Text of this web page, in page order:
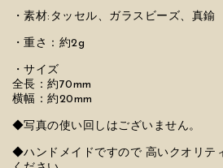
・素材:タッセル、ガラスビーズ、真鍮
・重さ：約2g
・サイズ
全長：約70mm
横幅：約20mm
◆写真の使い回しはございません。
◆ハンドメイドですので 高いクオリテ